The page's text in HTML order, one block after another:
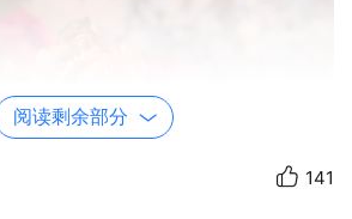
阅读剩余部分
141